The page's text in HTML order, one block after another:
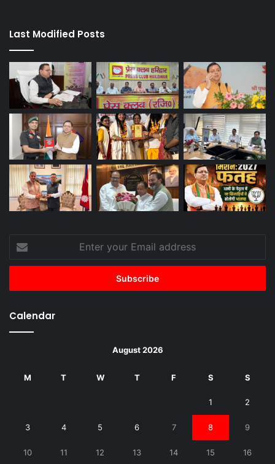
Last Modified Posts
your
Email
Calendar
August 2026
M T W T F S S
1 2
3 4 5 6 7 8 9
10 11 12 13 14 15 16